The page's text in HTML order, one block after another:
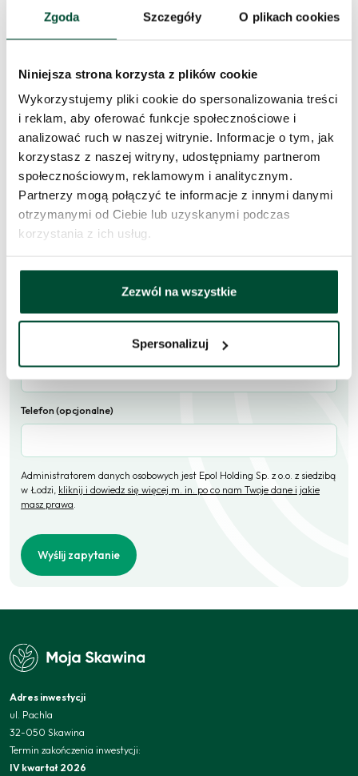
Zgoda Szczegóły O plikach cookies
Niniejsza strona korzysta z plików cookie
Wykorzystujemy pliki cookie do spersonalizowania treści
i reklam, aby oferować funkcje społecznościowe i
analizować ruch w naszej witrynie. Informacje o tym, jak
korzystasz z naszej witryny, udostępniamy partnerom
społecznościowym, reklamowym i analitycznym.
Partnerzy mogą połączyć te informacje z innymi danymi
otrzymanymi od Ciebie lub uzyskanymi podczas
korzystania z ich usług.
Zezwól na wszystkie
Spersonalizuj
Zapytaj o to
mieszkanie
Skorzystaj z formularza i przekaż naszym doradcom prośbę o
kontakt w sprawie tego mieszkania.
Telefon (opcjonalne)
Administratorem danych osobowych jest Epol Holding Sp. z o.o. z siedzibą
w Łodzi, kliknij i dowiedz się więcej m. in. po co nam Twoje dane i jakie
masz prawa.
Wyślij zapytanie
Adres inwestycji
ul. Pachla
32-050 Skawina
Termin zakończenia inwestycji:
IV kwartał 2026